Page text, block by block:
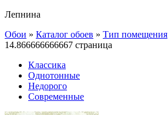
Лепнина
Обои » Каталог обоев » Тип помещения
14.866666666667 страница
Классика
Однотонные
Недорого
Современные